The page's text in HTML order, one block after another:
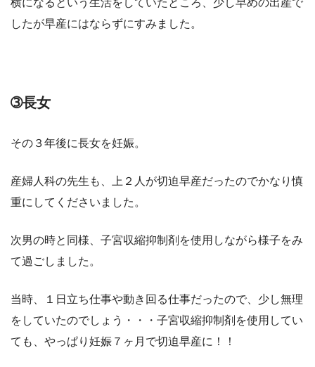
横になるという生活をしていたところ、少し早めの出産で
したが早産にはならずにすみました。
➂長女
その３年後に長女を妊娠。
産婦人科の先生も、上２人が切迫早産だったのでかなり慎
重にしてくださいました。
次男の時と同様、子宮収縮抑制剤を使用しながら様子をみ
て過ごしました。
当時、１日立ち仕事や動き回る仕事だったので、少し無理
をしていたのでしょう・・・子宮収縮抑制剤を使用してい
ても、やっぱり妊娠７ヶ月で切迫早産に！！